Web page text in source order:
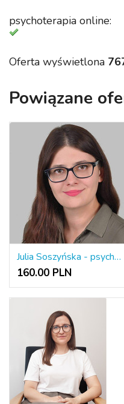
psychoterapia online:
Oferta wyświetlona
Powiązane
Julia Soszyńska - psycholog i psychoterapeutka Gestalt
160.00 PLN